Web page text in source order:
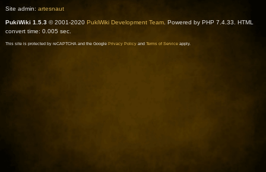
Site admin: artesnaut
PukiWiki 1.5.3© 2001-2020 PukiWiki Development Team. Powered by PHP 7.4.33. HTML
convert time: 0.005 sec.
This site is protected by reCAPTCHA and the Google Privacy Policyand Terms of Serviceapply.